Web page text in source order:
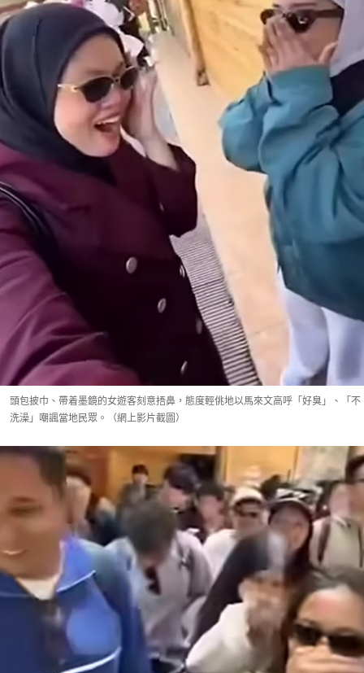
頭包披巾、帶着墨鏡的女遊客刻意捂鼻，態度輕佻地以馬來文高呼「好臭」、「不
洗澡」嘲諷當地民眾。（網上影片截圖）